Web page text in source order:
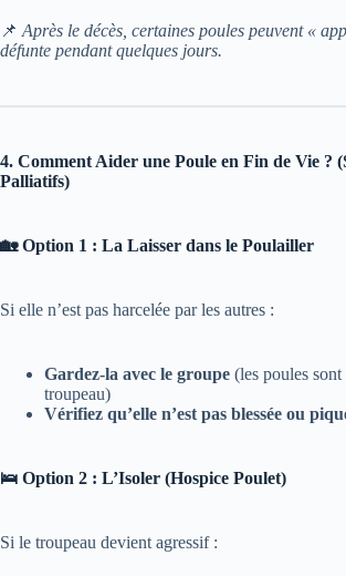
📌Après le décès, certaines poules peuvent «
défunte pendant quelques jours.
4. Comment Aider une Poule en Fin de Vie ?
Palliatifs)
🏡 Option 1 : La Laisser dans le Poulailler
Si elle n’est pas harcelée par les autres :
Gardez-la avec le groupe (les poules sont
troupeau)
Vérifiez qu’elle n’est pas blessée ou
🛌 Option 2 : L’Isoler (Hospice Poulet)
Si le troupeau devient agressif :